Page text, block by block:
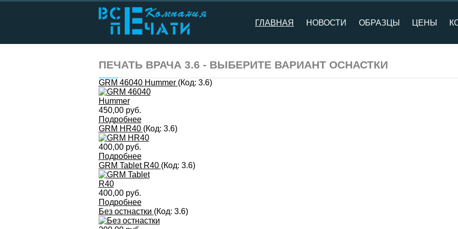
ГЛАВНАЯ НОВОСТИ ОБРАЗЦЫ ЦЕНЫ
ПЕЧАТЬ ВРАЧА 3.6 - ВЫБЕРИТЕ ВАРИАНТ ОСНАСТКИ
GRM 46040 Hummer (Код: 3.6)
450,00 руб.
Подробнее
GRM HR40 (Код: 3.6)
400,00 руб.
Подробнее
GRM Tablet R40 (Код: 3.6)
400,00 руб.
Подробнее
Без остнастки (Код: 3.6)